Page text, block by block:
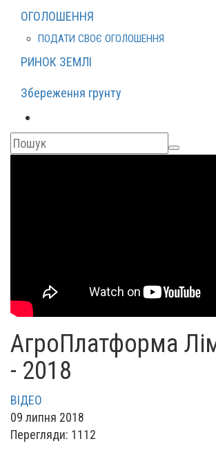
ОГОЛОШЕННЯ
ПОДАТИ СВОЄ ОГОЛОШЕННЯ
РИНОК ЗЕМЛІ
Збереження грунту
АгроПлатформа
- 2018
ВІДЕО
09 липня 2018
Перегляди: 1112